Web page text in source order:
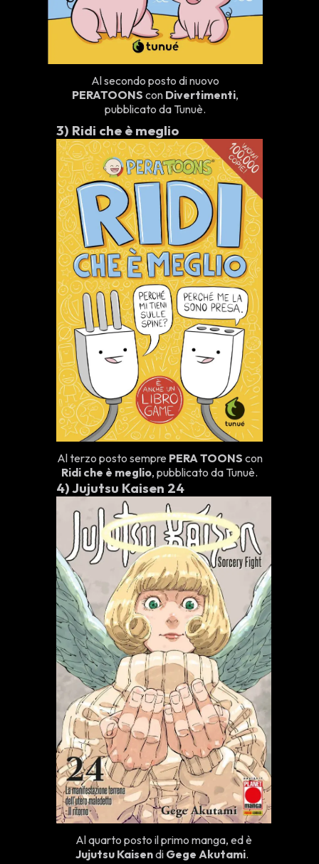
Al secondo posto di nuovo
PERATOONS con Divertimenti,
pubblicato da Tunuè.
3) Ridi che è meglio
Al terzo posto sempre PERA TOONS con
Ridi che è meglio, pubblicato da Tunuè.
4)Jujutsu Kaisen 24
Al quarto posto il primo manga, ed è
Jujutsu Kaisendi Gege Akutami.